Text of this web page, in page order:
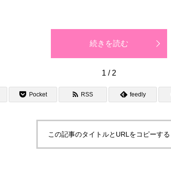
続きを読む
1 / 2
Pocket RSS feedly
この記事のタイトルとURLをコピーする